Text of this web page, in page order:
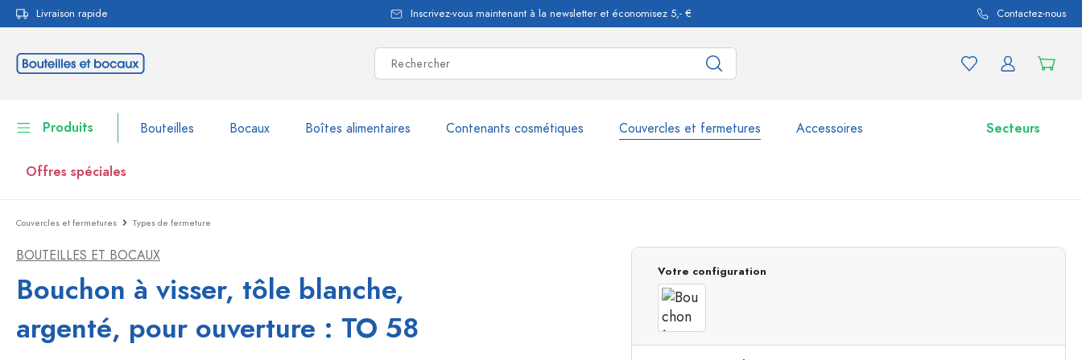
Passer à la navigation principale
Livraison rapide Inscrivez-vous maintenant à la newsletter et économisez 5,- € Contactez-nous
Produits Bouteilles Bocaux Boîtes alimentaires Contenants cosmétiques Couvercles et fermetures Accessoires Secteurs
Offres spéciales
Bouteilles
Boîtes alimentaires
Vaisselle
Bouteilles par marque
Bouteilles WECK
Bocaux
Couvercles et fermetures Types de fermeture
BOUTEILLES ET BOCAUX
Bouchon à visser, tôle blanche,
argenté, pour ouverture : TO 58
Votre configuration